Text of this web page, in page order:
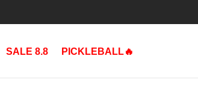
SALE 8.8 PICKLEBALL🔥